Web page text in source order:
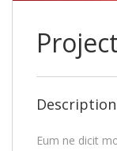
Eum ne dicit